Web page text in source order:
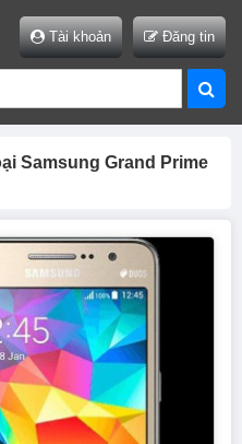
Tài khoản Đăng tin
Samsung Grand Prime